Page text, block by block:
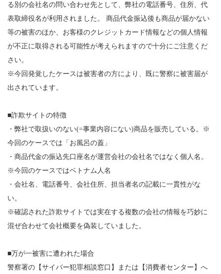
る別の会社名の問い合わせ先として、弊社の電話番号、住所、代
表取締役名が利用されました。 商品代金振込後も商品が届かない
等の被害のほか、お客様のクレジットカード情報などの個人情報
が不正に取得される可能性が考えられますので十分にご注意くだ
さい。
※今回発覚したケースは被害者の方により、既に警察に被害届が
出されています。
■詐欺サイトの特徴
・弊社で取扱いのない(=事業内容にない)商品を販売している。※
今回のケースでは「お風呂の蓋」
・商品代金の振込先口座名が運営会社の会社名ではなく個人名。
※今回のケースではベトナム人名
・会社名、電話番号、会社住所、担当者名の記載に一貫性がな
い。
※確認された詐欺サイトでは実在する複数の会社の情報を巧妙に
混ぜ合わせて会社概要を偽装していました。
■万が一被害に遭われた場合
警察署の【サイバー犯罪相談窓口】または【消費者センター】へ